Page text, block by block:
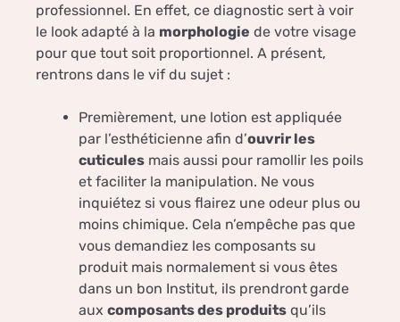
professionnel. En effet, ce diagnostic sert à voir
le look adapté à la morphologie de votre visage
pour que tout soit proportionnel. A présent,
rentrons dans le vif du sujet :
Premièrement, une lotion est appliquée
par l’esthéticienne afin d’ouvrir les
cuticules mais aussi pour ramollir les poils
et faciliter la manipulation. Ne vous
inquiétez si vous flairez une odeur plus ou
moins chimique. Cela n’empêche pas que
vous demandiez les composants su
produit mais normalement si vous êtes
dans un bon Institut, ils prendrontgarde
aux composants des produits qu’ils